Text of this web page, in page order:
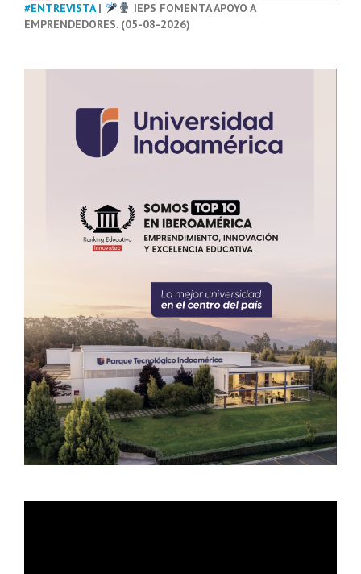
#ENTREVISTA|
IEPS FOMENTA APOYO A
EMPRENDEDORES. (05-08-2026)